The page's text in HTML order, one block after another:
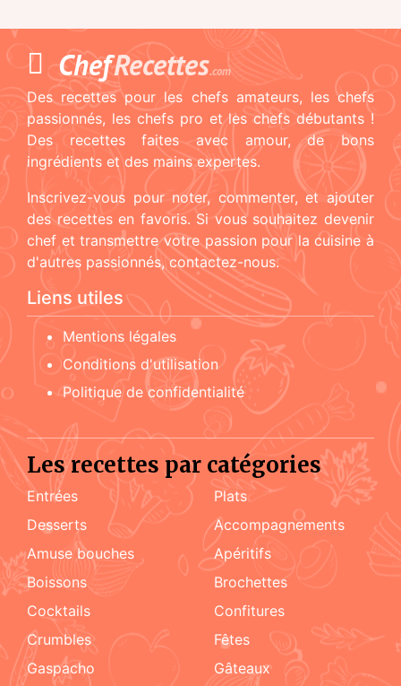
ChefRecettes.com
Des recettes pour les chefs amateurs, les chefs
passionnés, les chefs pro et les chefs débutants !
Des recettes faites avec amour, de bons
ingrédients et des mains expertes.
Inscrivez-vous pour noter, commenter, et ajouter
des recettes en favoris. Si vous souhaitez devenir
chef et transmettre votre passion pour la cuisine à
d'autres passionnés, contactez-nous.
Liens utiles
Mentions légales
Conditions d'utilisation
Politique de confidentialité
Les recettes par catégories
Entrées
Plats
Desserts
accompagnements
amuse bouches
apéritifs
boissons
brochettes
cocktails
confitures
crumbles
fêtes
Gaspacho
gâteaux